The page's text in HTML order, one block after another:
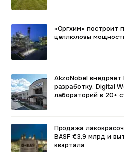
«Оргхим» построит
целлюлозы
AkzoNobel внедряет
разработку: Digital
лабораторий в 20+
Продажа
BASF €3,9 млрд и
квартала